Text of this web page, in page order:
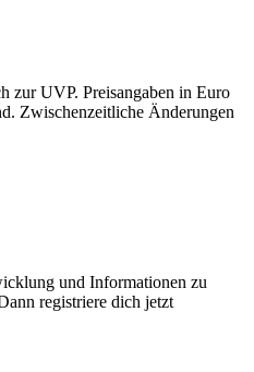
zur UVP. Preisangaben in Euro
Zwischenzeitliche Änderungen
und Informationen zu
registriere dich jetzt